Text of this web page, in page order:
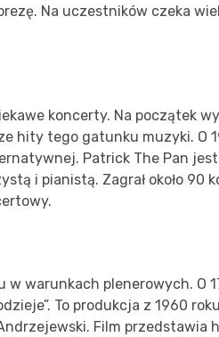
Na uczestników czeka
koncerty. Na początek
hity tego gatunku muzyki. O
Patrick The Pan
i pianistą. Zagrał około 90
warunkach plenerowych. O
To produkcja z 1960
Film przedstawia